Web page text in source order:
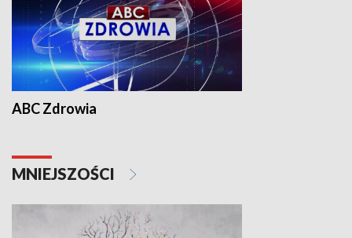
ABC Zdrowia
MNIEJSZOŚCI